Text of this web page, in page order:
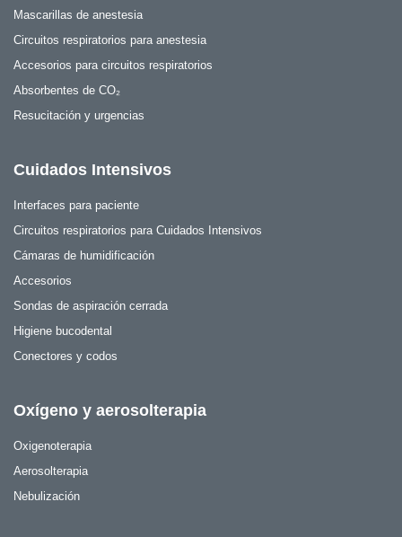
Mascarillas de anestesia
Circuitos respiratorios para anestesia
Accesorios para circuitos respiratorios
Absorbentes de CO₂
Resucitación y urgencias
Cuidados Intensivos
Interfaces para paciente
Circuitos respiratorios para Cuidados Intensivos
Cámaras de humidificación
Accesorios
Sondas de aspiración cerrada
Higiene bucodental
Conectores y codos
Oxígeno y aerosolterapia
Oxigenoterapia
Aerosolterapia
Nebulización